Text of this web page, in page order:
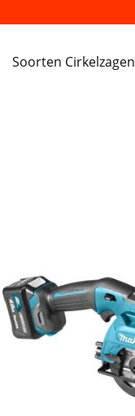
Soorten Cirkelzagen